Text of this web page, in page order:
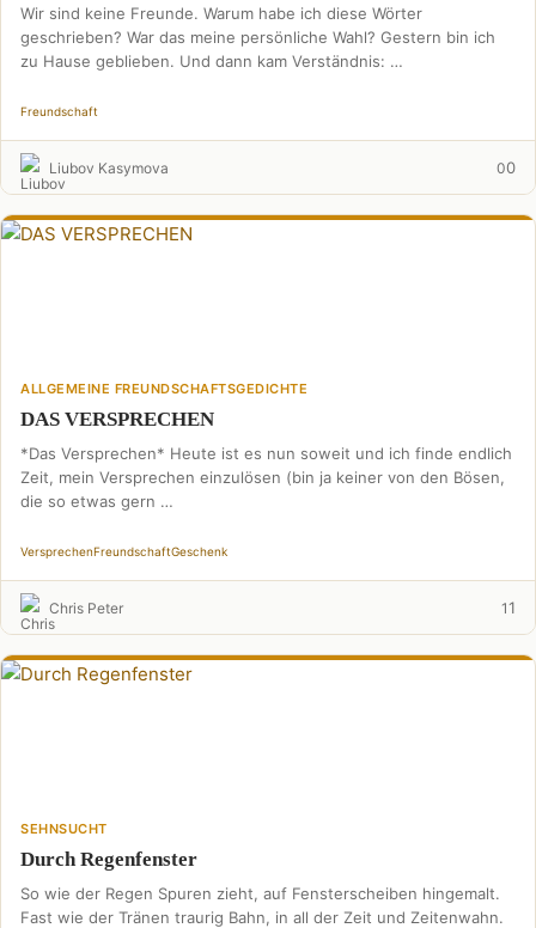
Wir sind keine Freunde. Warum habe ich diese Wörter
geschrieben? War das meine persönliche Wahl? Gestern bin ich
zu Hause geblieben. Und dann kam Verständnis: …
Freundschaft
Liubov Kasymova 00
ALLGEMEINE FREUNDSCHAFTSGEDICHTE
DAS VERSPRECHEN
*Das Versprechen* Heute ist es nun soweit und ich finde endlich
Zeit, mein Versprechen einzulösen (bin ja keiner von den Bösen,
die so etwas gern …
VersprechenFreundschaftGeschenk
Chris Peter 11
SEHNSUCHT
Durch Regenfenster
So wie der Regen Spuren zieht, auf Fensterscheiben hingemalt.
Fast wie der Tränen traurig Bahn, in all der Zeit und Zeitenwahn.